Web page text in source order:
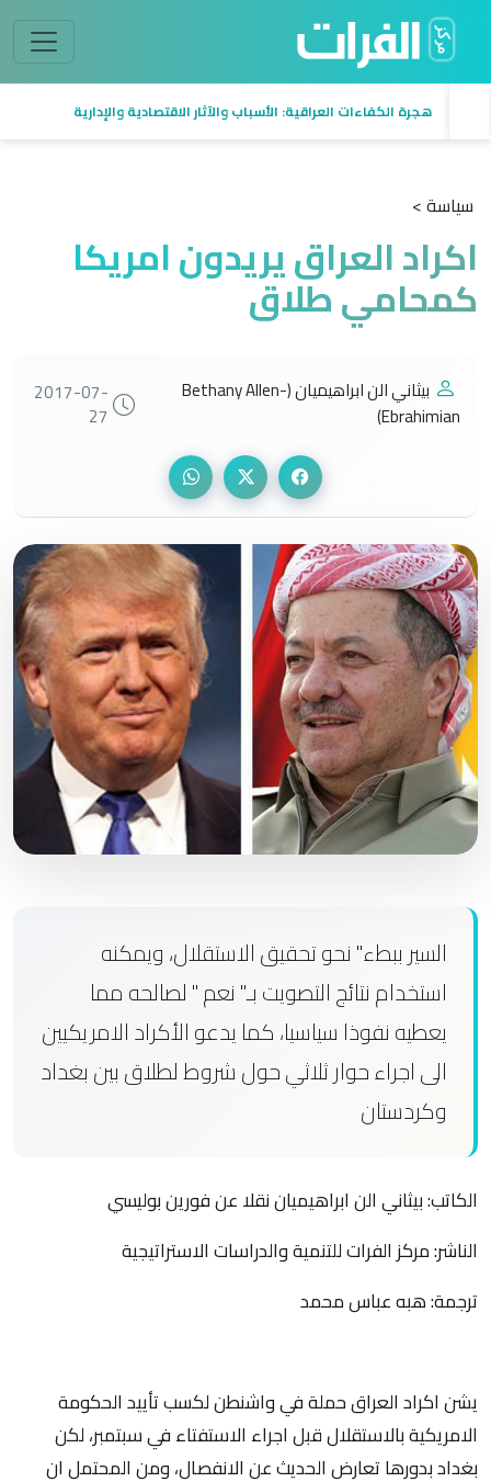
هجرة الكفاءات العراقية: الأسباب والآثار الاقتصادية والإدارية
سياسة >
اكراد العراق يريدون امريكا
كمحامي طلاق
بيثاني الن ابراهيميان (Bethany Allen-
Ebrahimian)
2017-07-
27
السير ببطء" نحو تحقيق الاستقلال، ويمكنه
استخدام نتائج التصويت بـ" نعم " لصالحه مما
يعطيه نفوذا سياسيا، كما يدعو الأكراد الامريكيين
الى اجراء حوار ثلاثي حول شروط لطلاق بين بغداد
وكردستان
الكاتب: بيثاني الن ابراهيميان نقلا عن فورين بوليسي
الناشر: مركز الفرات للتنمية والدراسات الاستراتيجية
ترجمة: هبه عباس محمد
يشن اكراد العراق حملة في واشنطن لكسب تأييد الحكومة
الامريكية بالاستقلال قبل اجراء الاستفتاء في سبتمبر، لكن
بغداد بدورها تعارض الحديث عن الانفصال، ومن المحتمل ان